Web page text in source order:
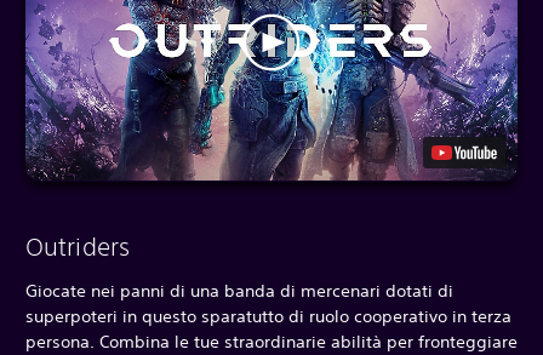
Outriders
Giocate nei panni di una banda di mercenari dotati di
superpoteri in questo sparatutto di ruolo cooperativo in terza
persona. Combina le tue straordinarie abilità per fronteggiare